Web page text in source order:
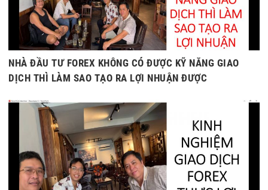
NHÀ ĐẦU TƯ FOREX KHÔNG CÓ ĐƯỢC KỸ NĂNG GIAO
DỊCH THÌ LÀM SAO TẠO RA LỢI NHUẬN ĐƯỢC